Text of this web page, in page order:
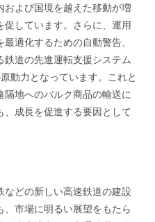
よび国境を越えた移動が増
しています。さらに、運用
適化するための自動警告、
道の先進運転支援システム
動力となっています。これと
地へのバルク商品の輸送に
成長を促進する要因として
などの新しい高速鉄道の建設
市場に明るい展望をもたら